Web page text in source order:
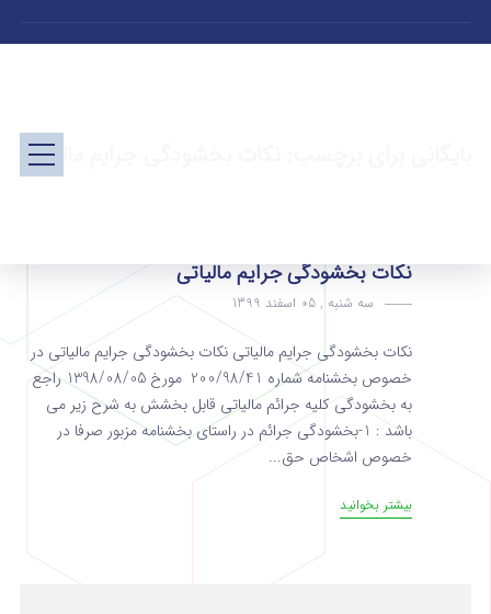
بایگانی برای برچسب: نکات بخشودگی جرایم مالیاتی
نکات بخشودگی جرایم مالیاتی
سه شنبه , 05 اسفند 1399
نکات بخشودگی جرایم مالیاتی نکات بخشودگی جرایم مالیاتی در
خصوص بخشنامه شماره 200/98/41 مورخ 1398/08/05 راجع
به بخشودگی کلیه جرائم مالیاتی قابل بخشش به شرح زیر می
باشد : 1-بخشودگی جرائم در راستای بخشنامه مزبور صرفا در
خصوص اشخاص حق...
بیشتر بخوانید